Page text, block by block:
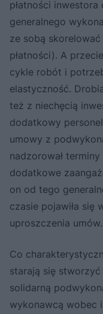
płatności
generalnego
ze sobą
płatności). A
cykle robót i
elastyczność.
też z niechęcią
dodatkowy
umowy z
nadzorował terminy
dodatkowe
on od tego
czasie pojawiła się
uproszczenia umów.
Co
starają się
solidarną
wykonawcą wobec